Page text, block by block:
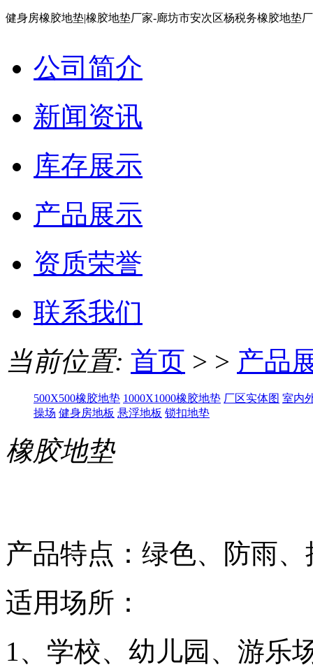
健身房橡胶地垫|橡胶地垫厂家-廊坊市安次区杨税务橡胶地垫
公司简介
新闻资讯
库存展示
产品展示
资质荣誉
联系我们
当前位置: 首页 > > 产品
500X500橡胶地垫 1000X1000橡胶地垫 厂区实体图 室内
操场 健身房地板 悬浮地板 锁扣地垫
橡胶地垫
产品特点：绿色、防雨
适用场所：
1、学校、幼儿园、游乐